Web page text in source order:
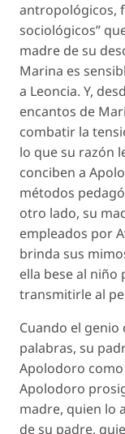
antropológicos,
sociológicos”
madre de su
Marina es
a Leoncia. Y,
encantos de
combatir la
lo que su razón
conciben a
métodos
otro lado, su
empleados por
brinda sus
ella bese al
transmitirle al
Cuando el
palabras, su
Apolodoro como
Apolodoro
madre, quien lo
de su padre,